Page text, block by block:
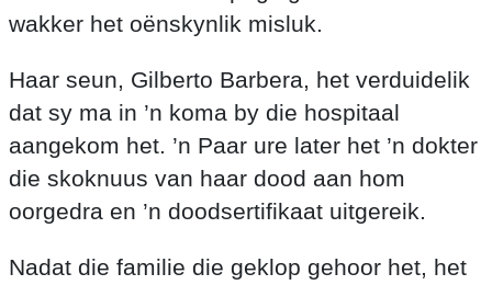
wakker het oënskynlik misluk.
Haar seun, Gilberto Barbera, het verduidelik
dat sy ma in ’n koma by die hospitaal
aangekom het. ’n Paar ure later het ’n dokter
die skoknuus van haar dood aan hom
oorgedra en ’n doodsertifikaat uitgereik.
Nadat die familie die geklop gehoor het, het